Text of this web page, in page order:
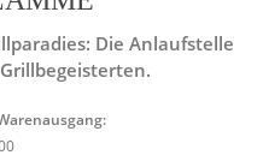
Die Anlaufstelle